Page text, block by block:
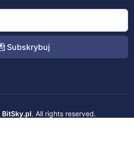
Subskrybuj
BitSky.pl. All rights reserved.